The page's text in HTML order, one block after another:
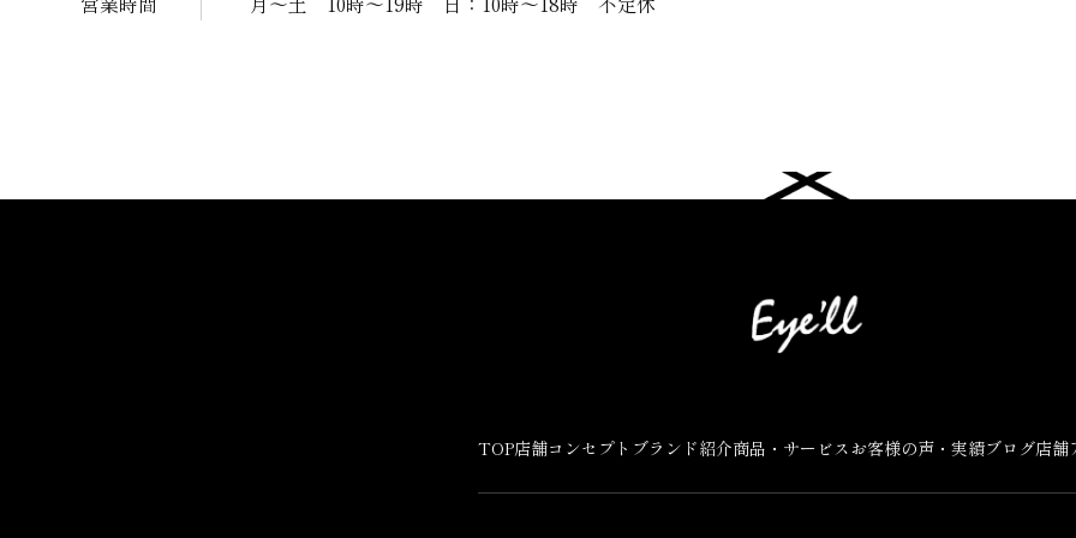
TOP店舗コンセプト ブランド紹介商品・サービスお客様の声・実績ブログ店舗